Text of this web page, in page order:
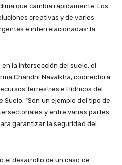
que cambia rápidamente. Los
creativas y de varios
e interrelacionadas: la
la intersección del suelo, el
Chandni Navalkha, codirectora
Terrestres e Hídricos del
“Son un ejemplo del tipo de
y entre varias partes
garantizar la seguridad del
el desarrollo de un caso de